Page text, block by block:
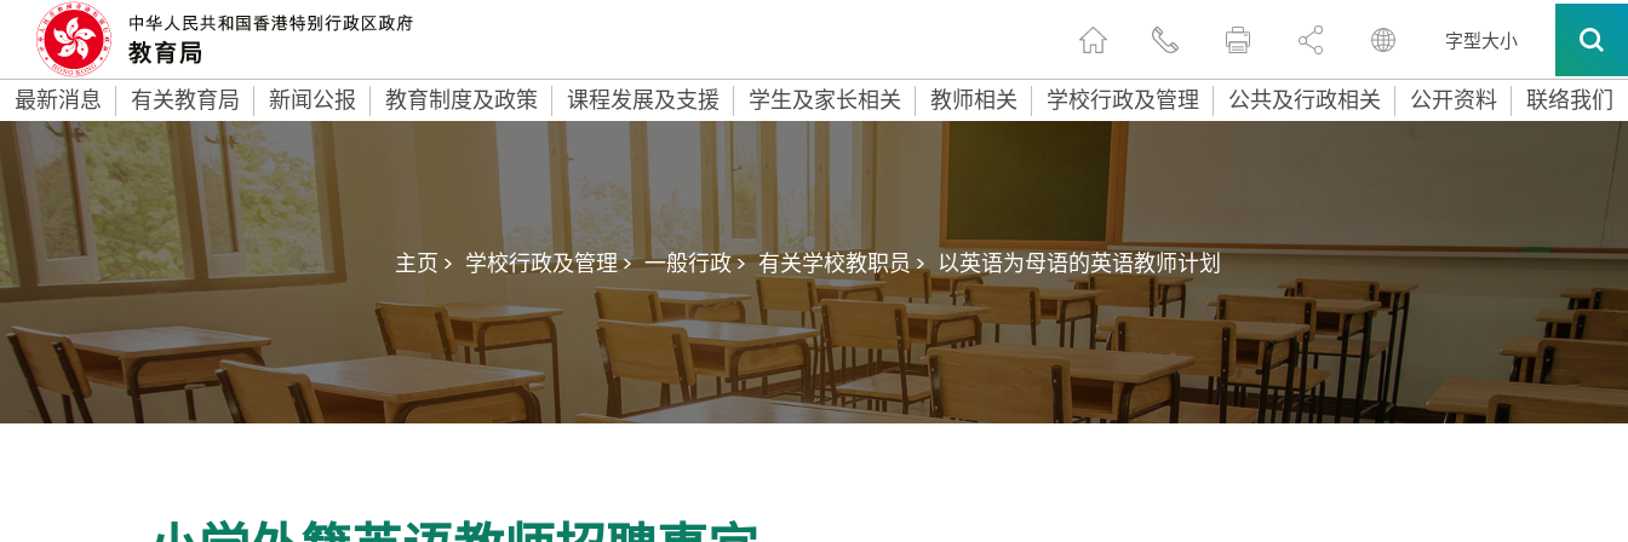
字型大小
最新消息 有关教育局 新闻公报 教育制度及政策 课程发展及支援 学生及家长相关 教师相关 学校行政及管理 公共及行政相关 公开资料 联络我们
主页 > 学校行政及管理 > 一般行政 > 有关学校教职员 > 以英语为母语的英语教师计划